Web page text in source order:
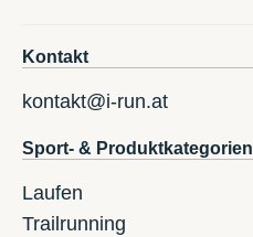
Kontakt
kontakt@i-run.at
Sport- & Produktkategorien
Laufen
Trailrunning